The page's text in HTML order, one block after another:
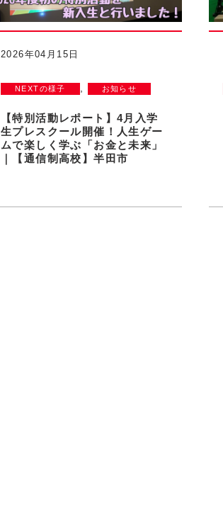
2026年04月15日
NEXTの様子 お知らせ
【特別活動レポート】4月入学
生プレスクール開催！人生ゲー
ムで楽しく学ぶ「お金と未来」
｜【通信制高校】半田市